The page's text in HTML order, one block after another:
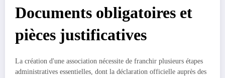
Documents obligatoires et
pièces justificatives
La création d'une association nécessite de franchir plusieurs étapes
administratives essentielles, dont la déclaration officielle auprès des